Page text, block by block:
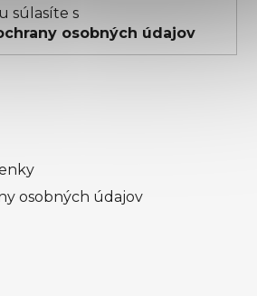
súlasíte s
osobných údajov
osobných údajov